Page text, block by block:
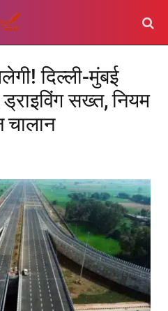
दिल्ली-मुंबई
सख्त, नियम
चालान